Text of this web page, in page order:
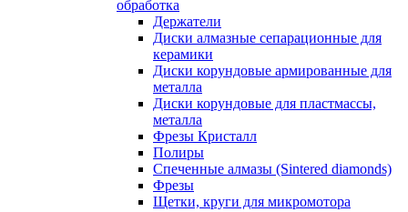
обработка
Держатели
Диски алмазные сепарационные для
керамики
Диски корундовые армированные для
металла
Диски корундовые для пластмассы,
металла
Фрезы Кристалл
Полиры
Спеченные алмазы (Sintered diamonds)
Фрезы
Щетки, круги для микромотора